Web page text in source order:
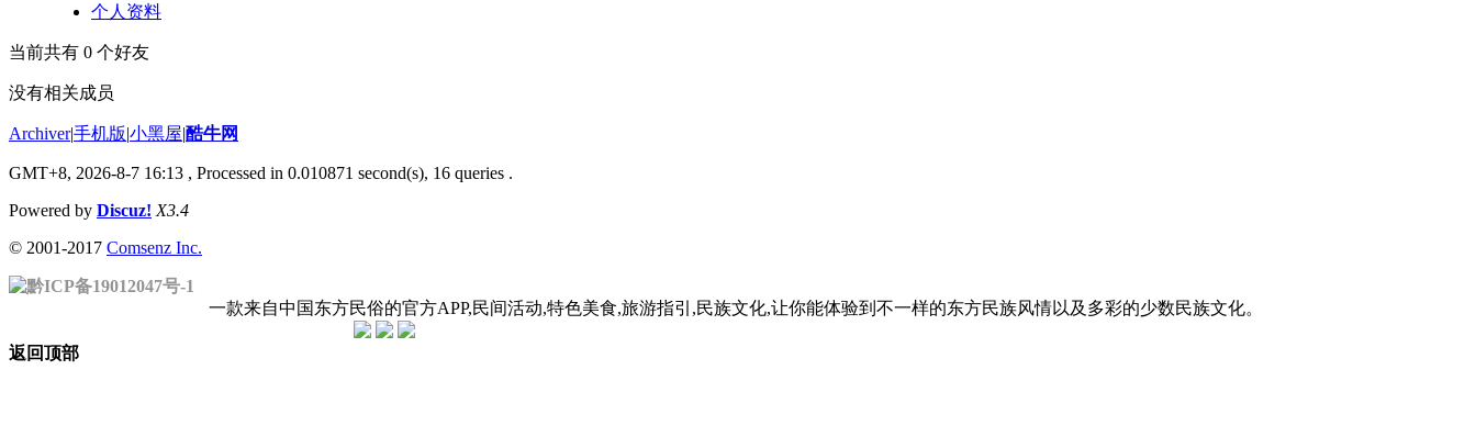
个人资料
当前共有 0 个好友
没有相关成员
Archiver|手机版|小黑屋|酷牛网
GMT+8, 2026-8-7 16:13 , Processed in 0.010871 second(s), 16 queries .
Powered by Discuz! X3.4
© 2001-2017 Comsenz Inc.
黔ICP备19012047号-1
一款来自中国东方民俗的官方APP,民间活动,特色美食,旅游指引,民族文化,让你能体验到不一样的东方民族风情以及多彩的少数民族文化。
返回顶部